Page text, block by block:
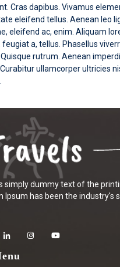
Cras dapibus. Vivamus
eleifend tellus. Aenean leo
eleifend ac, enim. Aliquam
feugiat a, tellus. Phasellus
rutrum. Aenean
ullamcorper ultricies
simply dummy text of the
Ipsum has been the industry's